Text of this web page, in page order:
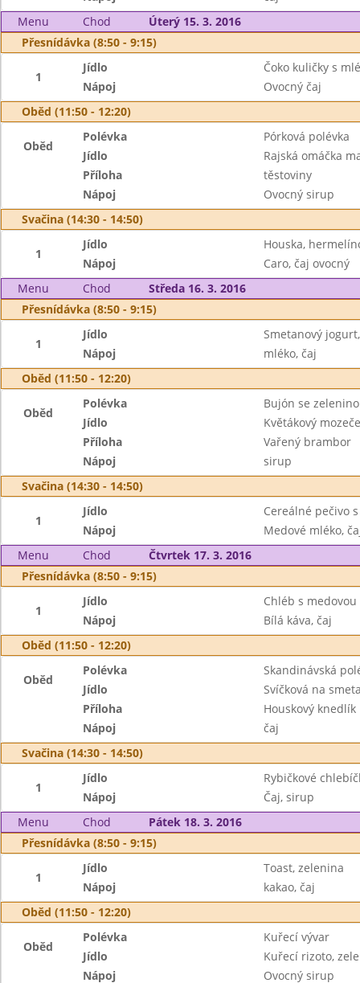
Menu
Chod
Úterý 15. 3. 2016
Přesnídávka (8:50 - 9:15)
1
Jídlo
Čoko kuličky s
Nápoj
Ovocný čaj
Oběd (11:50 - 12:20)
Oběd
Polévka
Pórková polévka
Jídlo
Rajská omáčka
Příloha
těstoviny
Nápoj
Ovocný sirup
Svačina (14:30 - 14:50)
1
Jídlo
Houska,
Nápoj
Caro, čaj ovocný
Menu
Chod
Středa 16. 3. 2016
Přesnídávka (8:50 - 9:15)
1
Jídlo
Smetanový
Nápoj
mléko, čaj
Oběd (11:50 - 12:20)
Oběd
Polévka
Bujón se
Jídlo
Květákový
Příloha
Vařený brambor
Nápoj
sirup
Svačina (14:30 - 14:50)
1
Jídlo
Cereálné pečivo
Nápoj
Medové mléko,
Menu
Chod
Čtvrtek 17. 3. 2016
Přesnídávka (8:50 - 9:15)
1
Jídlo
Chléb s
Nápoj
Bílá káva, čaj
Oběd (11:50 - 12:20)
Oběd
Polévka
Skandinávská
Jídlo
Svíčková na
Příloha
Houskový knedlík
Nápoj
čaj
Svačina (14:30 - 14:50)
1
Jídlo
Rybičkové
Nápoj
Čaj, sirup
Menu
Chod
Pátek 18. 3. 2016
Přesnídávka (8:50 - 9:15)
1
Jídlo
Toast, zelenina
Nápoj
kakao, čaj
Oběd (11:50 - 12:20)
Oběd
Polévka
Kuřecí vývar
Jídlo
Kuřecí rizoto,
Nápoj
Ovocný sirup